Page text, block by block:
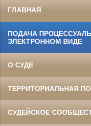
ГЛАВНАЯ
ПОДАЧА
ЭЛЕКТРОННОМ ВИДЕ
О СУДЕ
ТЕРРИТОРИАЛЬНАЯ
СУДЕЙСКОЕ